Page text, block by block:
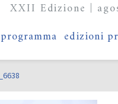
XXII Edizione |
programma edizioni
_6638